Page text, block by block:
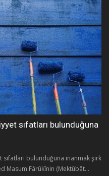
sıfatları bulunduğuna
bulunduğuna inanmak şirk
Masum Fârûkînin (Mektûbât...